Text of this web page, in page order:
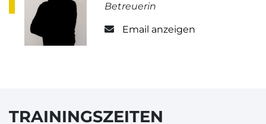
Betreuerin
Email anzeigen
TRAININGSZEITEN